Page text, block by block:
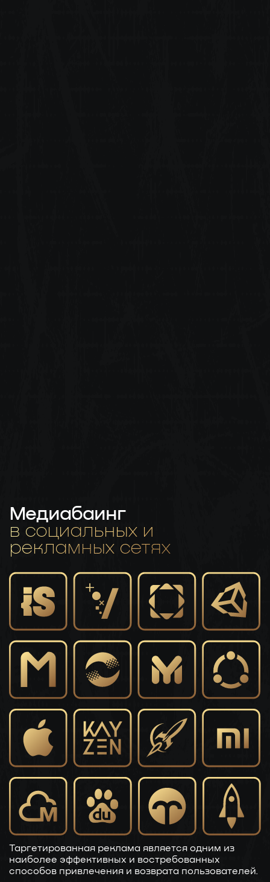
Медиабаинг
в социальных и
рекламных сетях
Таргетированная реклама является одним из
наиболее эффективных и востребованных
способов привлечения и возврата пользователей.